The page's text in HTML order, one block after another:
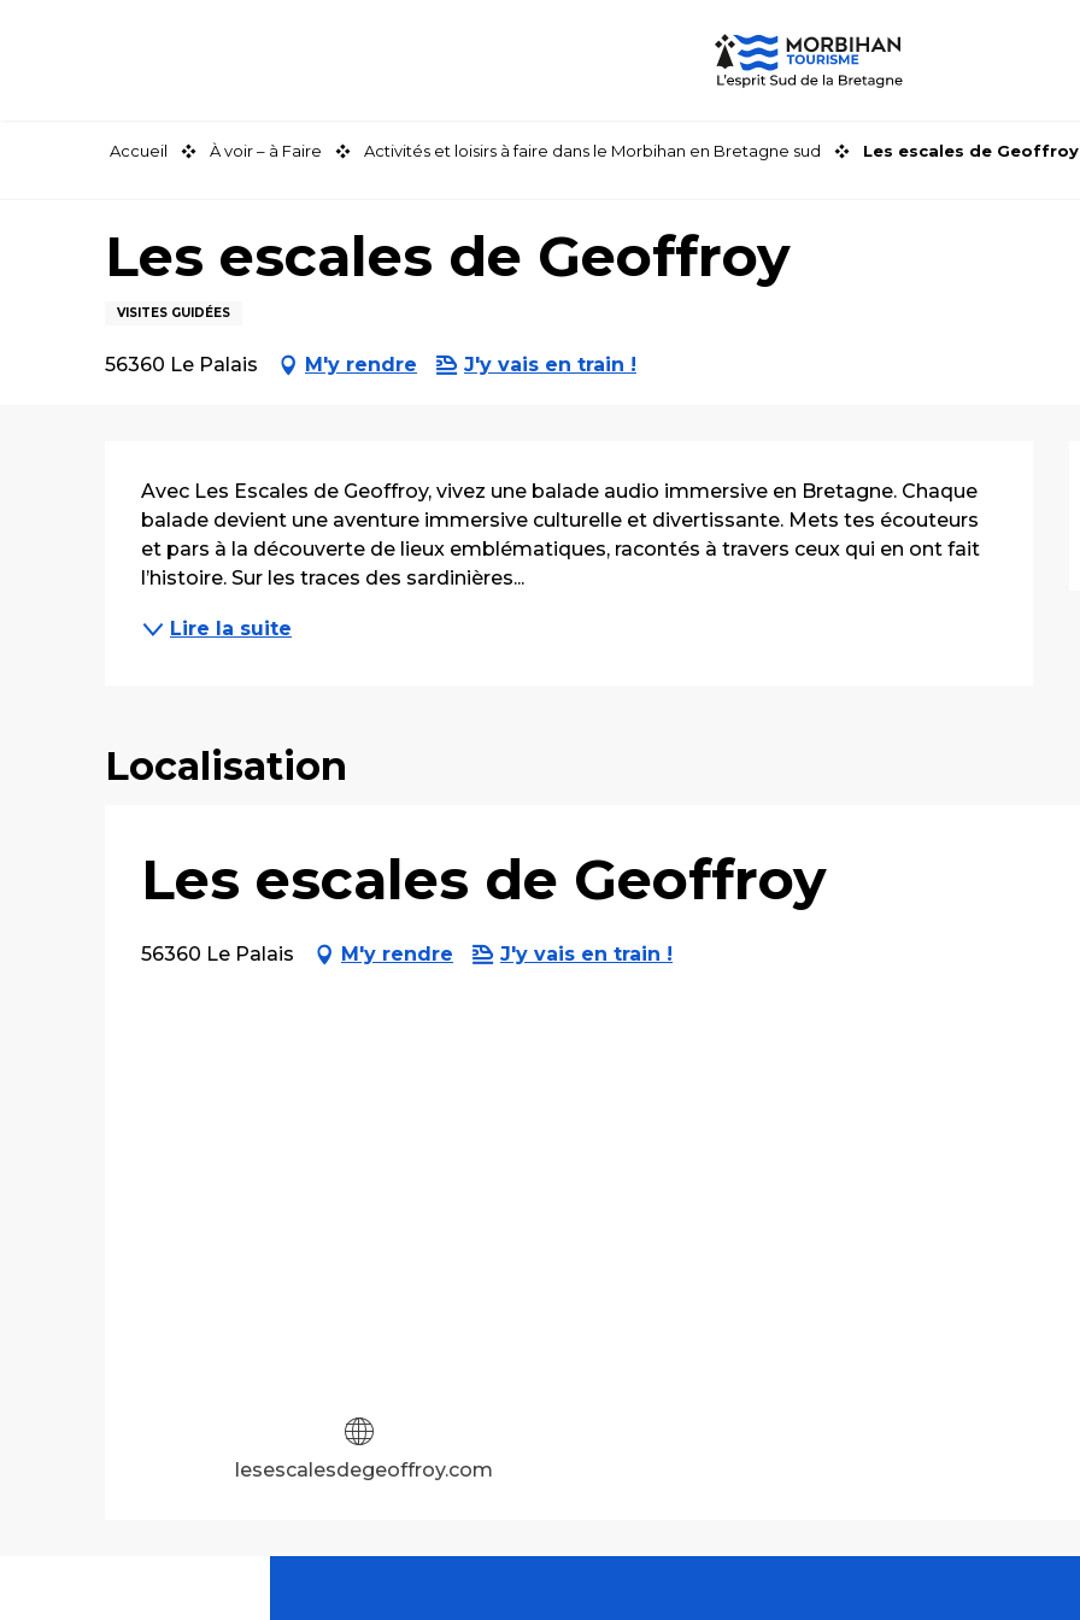
Accueil À voir – à Faire Activités et loisirs à faire dans le Morbihan en Bretagne sud Les escales de Geoffroy
Les escales de Geoffroy
VISITES GUIDÉES
56360 Le Palais M'y rendre J'y vais en train !
Description
Avec Les Escales de Geoffroy, vivez une balade audio immersive en Bretagne. Chaque
balade devient une aventure immersive culturelle et divertissante. Mets tes écouteurs
et pars à la découverte de lieux emblématiques, racontés à travers ceux qui en ont fait
l’histoire. Sur les traces des sardinières...
Lire la suite
Localisation
Les escales de Geoffroy
56360 Le Palais M'y rendre J'y vais en train !
lesescalesdegeoffroy.com